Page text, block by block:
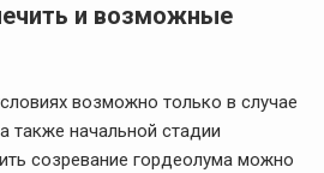
и возможные
возможно только в случае
также начальной стадии
созревание гордеолума можно